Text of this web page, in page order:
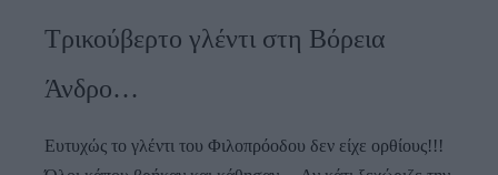
Τρικούβερτο γλέντι στη Βόρεια
Άνδρο…
Ευτυχώς το γλέντι του Φιλοπρόοδου δεν είχε ορθίους!!!